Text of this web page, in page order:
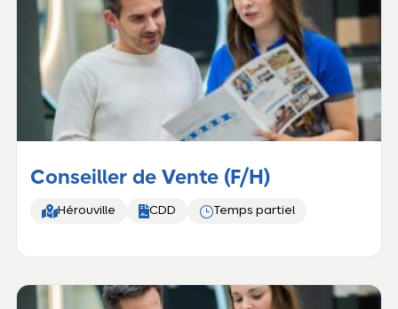
Conseiller de Vente (F/H)
Hérouville CDD }Temps partiel